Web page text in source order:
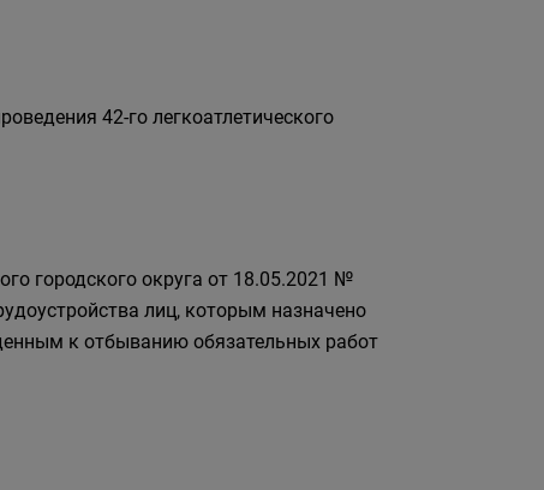
42-го легкоатлетического
городского округа от 18.05.2021 №
лиц, которым назначено
к отбыванию обязательных работ